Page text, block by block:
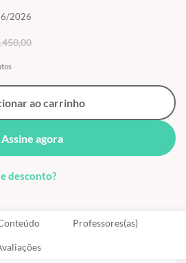
2026
ao carrinho
Assine agora
desconto?
Professores(as)